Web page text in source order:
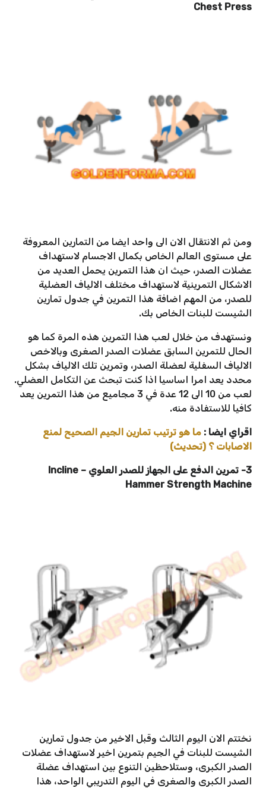
Chest Press
ومن ثم الانتقال الان الى واحد ايضا من التمارين المعروفة
على مستوى العالم الخاص بكمال الاجسام لاستهداف
عضلات الصدر، حيث ان هذا التمرين يحمل العديد من
الاشكال التمرينية لاستهداف مختلف الالياف العضلية
للصدر، من المهم اضافة هذا التمرين في جدول تمارين
الشيست للبنات الخاص بك.
ونستهدف من خلال لعب هذا التمرين هذه المرة كما هو
الحال للتمرين السابق عضلات الصدر الصغرى وبالاخص
الالياف السفلية لعضلة الصدر، وتمرين تلك الالياف بشكل
محدد يعد امرا اساسيا اذا كنت تبحث عن التكامل العضلي.
لعب من 10 الى 12 عدة في 3 مجاميع من هذا التمرين يعد
كافيا للاستفادة منه.
اقراي ايضا : ما هو ترتيب تمارين الجيم الصحيح لمنع
الاصابات ؟ (تحديث)
3- تمرين الدفع على الجهاز للصدر العلوي – Incline
Hammer Strength Machine
نختتم الان اليوم الثالث وقبل الاخير من جدول تمارين
الشيست للبنات في الجيم بتمرين اخير لاستهداف عضلات
الصدر الكبرى، وستلاحظين التنوع بين استهداف عضلة
الصدر الكبرى والصغرى في اليوم التدريبي الواحد، هذا